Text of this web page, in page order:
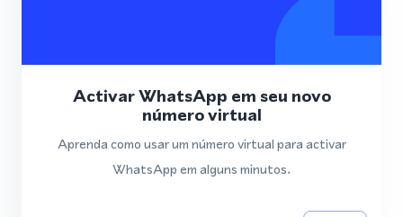
Activar WhatsApp em seu novo
número virtual
Aprenda como usar um número virtual para activar
WhatsApp em alguns minutos.